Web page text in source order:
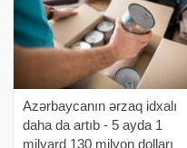
Azərbaycanın ərzaq idxalı
daha da artıb - 5 ayda 1
milyard 130 milyon dolları